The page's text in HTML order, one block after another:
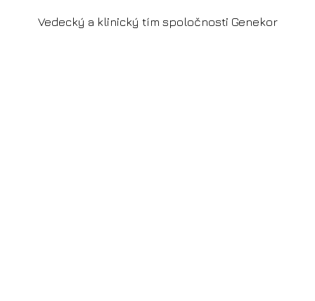
Vedecký a klinický tím spoločnosti Genekor